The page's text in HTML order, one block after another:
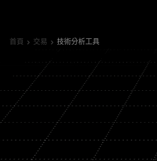
首頁 交易 技術分析工具